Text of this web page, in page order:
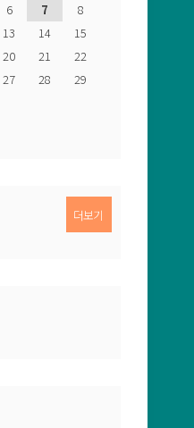
6 7
8
13 14
15
20 21
22
27 28
29
더보기